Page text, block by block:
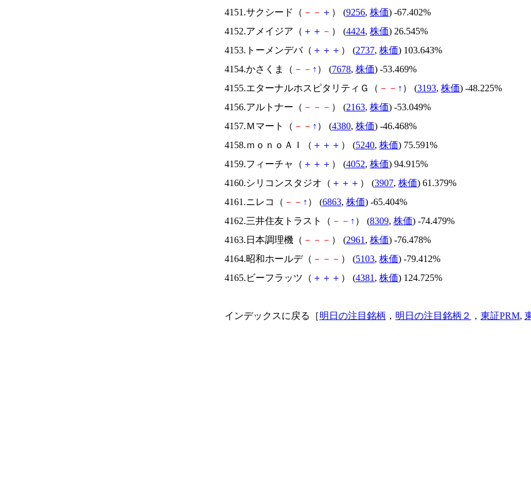
4151.サクシード（ － － ＋ ） (9256, 株価) -67.402%
4152.アメイジア（ ＋ ＋ － ） (4424, 株価) 26.545%
4153.トーメンデバ（ ＋ ＋ ＋ ） (2737, 株価) 103.643%
4154.かさくま（ － － ↑ ） (7678, 株価) -53.469%
4155.エターナルホスピタリティＧ（ － － ↑ ） (3193, 株価) -48.225%
4156.アルトナー（ － － － ） (2163, 株価) -53.049%
4157.Ｍマート（ － － ↑ ） (4380, 株価) -46.468%
4158.ｍｏｎｏＡＩ（ ＋ ＋ ＋ ） (5240, 株価) 75.591%
4159.フィーチャ（ ＋ ＋ ＋ ） (4052, 株価) 94.915%
4160.シリコンスタジオ（ ＋ ＋ ＋ ） (3907, 株価) 61.379%
4161.ニレコ（ － － ↑ ） (6863, 株価) -65.404%
4162.三井住友トラスト（ － － ↑ ） (8309, 株価) -74.479%
4163.日本調理機（ － － － ） (2961 , 株価) -76.478%
4164.昭和ホールデ（ － － － ） (5103, 株価) -79.412%
4165.ビーフラッツ（ ＋ ＋ ＋ ） (4381 , 株価) 124.725%
インデックスに戻る［明日の注目銘柄 ， 明日の注目銘柄２ ， 東証PRM,